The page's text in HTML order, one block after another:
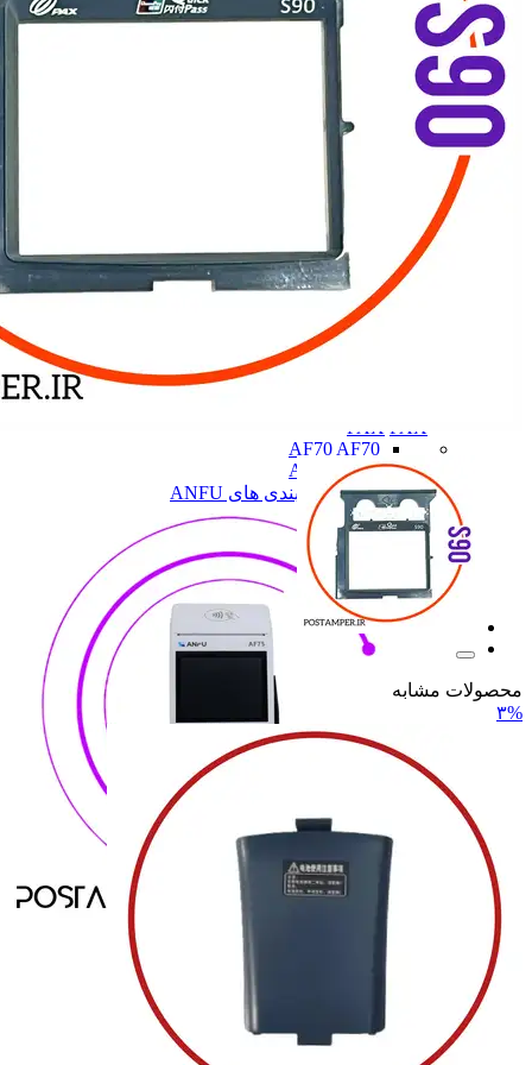
PAX PAX
AF70 AF70
AF75
AF75
همه دسته بندی های ANFU
ANFU
همه دسته بندی های MOREFUN
محصولات مشابه
۳%